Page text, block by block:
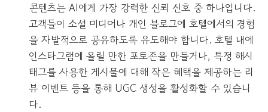
콘텐츠는 AI에게 가장 강력한 신뢰 신호 중 하나입니다.
고객들이 소셜 미디어나 개인 블로그에 호텔에서의 경험
을 자발적으로 공유하도록 유도해야 합니다. 호텔 내에
인스타그램에 올릴 만한 포토존을 만들거나, 특정 해시
태그를 사용한 게시물에 대해 작은 혜택을 제공하는 리
뷰 이벤트 등을 통해 UGC 생성을 활성화할 수 있습니
다.